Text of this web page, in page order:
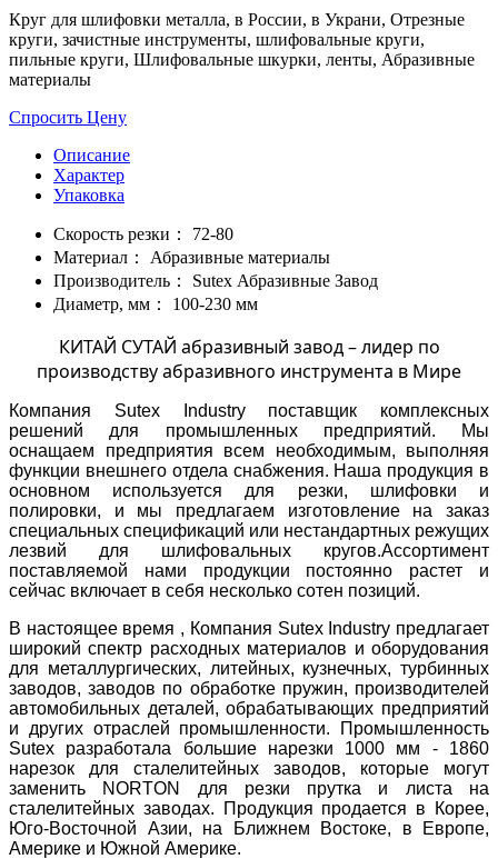
Круг для шлифовки металла, в России, в Украни, Отрезные
круги, зачистные инструменты, шлифовальные круги,
пильные круги, Шлифовальные шкурки, ленты, Абразивные
материалы
Спросить Цену
Описание
Характер
Упаковка
Скорость резки：
72-80
Материал：
Абразивные материалы
Производитель：
Sutex Абразивные Завод
Диаметр, мм：
100-230 мм
КИТАЙ СУТАЙ абразивный завод – лидер по
производству абразивного инструмента в Мире
Компания Sutex Industry поставщик комплексных
решений для промышленных предприятий. Мы
оснащаем предприятия всем необходимым, выполняя
функции внешнего отдела снабжения. Наша продукция в
основном используется для резки, шлифовки и
полировки, и мы предлагаем изготовление на заказ
специальных спецификаций или нестандартных режущих
лезвий для шлифовальных кругов.Ассортимент
поставляемой нами продукции постоянно растет и
сейчас включает в себя несколько сотен позиций.
В настоящее время , Компания Sutex Industry предлагает
широкий спектр расходных материалов и оборудования
для металлургических, литейных, кузнечных, турбинных
заводов, заводов по обработке пружин, производителей
автомобильных деталей, обрабатывающих предприятий
и других отраслей промышленности. Промышленность
Sutex разработала большие нарезки 1000 мм - 1860
нарезок для сталелитейных заводов, которые могут
заменить NORTON для резки прутка и листа на
сталелитейных заводах. Продукция продается в Корее,
Юго-Восточной Азии, на Ближнем Востоке, в Европе,
Америке и Южной Америке.